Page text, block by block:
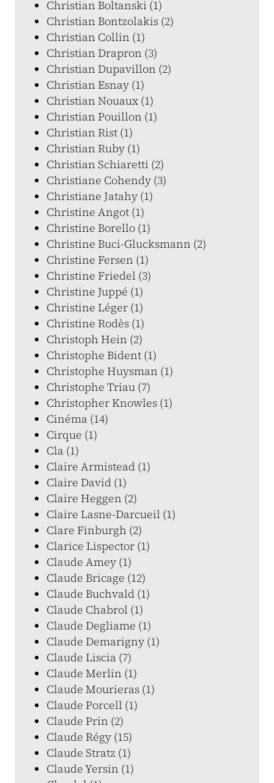
Christian Boltanski (1)
Christian Bontzolakis (2)
Christian Collin (1)
Christian Drapron (3)
Christian Dupavillon (2)
Christian Esnay (1)
Christian Nouaux (1)
Christian Pouillon (1)
Christian Rist (1)
Christian Ruby (1)
Christian Schiaretti (2)
Christiane Cohendy (3)
Christiane Jatahy (1)
Christine Angot (1)
Christine Borello (1)
Christine Buci-Glucksmann (2)
Christine Fersen (1)
Christine Friedel (3)
Christine Juppé (1)
Christine Léger (1)
Christine Rodès (1)
Christoph Hein (2)
Christophe Bident (1)
Christophe Huysman (1)
Christophe Triau (7)
Christopher Knowles (1)
Cinéma (14)
Cirque (1)
Cla (1)
Claire Armistead (1)
Claire David (1)
Claire Heggen (2)
Claire Lasne-Darcueil (1)
Clare Finburgh (2)
Clarice Lispector (1)
Claude Amey (1)
Claude Bricage (12)
Claude Buchvald (1)
Claude Chabrol (1)
Claude Degliame (1)
Claude Demarigny (1)
Claude Liscia (7)
Claude Merlin (1)
Claude Mourieras (1)
Claude Porcell (1)
Claude Prin (2)
Claude Régy (15)
Claude Stratz (1)
Claude Yersin (1)